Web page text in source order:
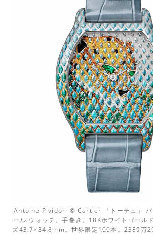
Antoine Pividori © Cartier 「トーチュ」 パ
ール ウォッチ。手巻き。18Kホワイトゴール
ズ43.7×34.8mm。世界限定100本。2389万